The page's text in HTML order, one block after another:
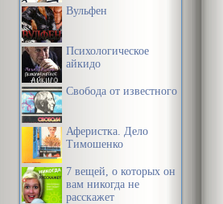
Вульфен
Психологическое
айкидо
Свобода от известного
Аферистка. Дело
Тимошенко
7 вещей, о которых он
вам никогда не
расскажет